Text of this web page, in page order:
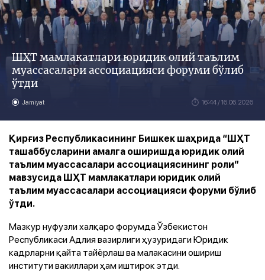
ШҲТ мамлакатлари юридик олий таълим
муассасалари ассоциацияси форуми бўлиб
ўтди
Jamiyat 16:44 / 16.06.2026
Қирғиз Республикасининг Бишкек шаҳрида “ШҲТ
ташаббусларини амалга оширишда юридик олий
таълим муассасалари ассоциациясининг роли”
мавзусида ШҲТ мамлакатлари юридик олий
таълим муассасалари ассоциацияси форуми бўлиб
ўтди.
Мазкур нуфузли халқаро форумда Ўзбекистон
Республикаси Адлия вазирлиги ҳузуридаги Юридик
кадрларни қайта тайёрлаш ва малакасини ошириш
институти вакиллари ҳам иштирок этди.